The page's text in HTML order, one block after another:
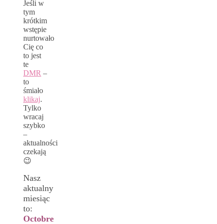
Jeśli w
tym
krótkim
wstępie
nurtowało
Cię co
to jest
te
DMR –
to
śmiało
klikaj.
Tylko
wracaj
szybko
–
aktualności
czekają
😉
Nasz
aktualny
miesiąc
to:
Octobre